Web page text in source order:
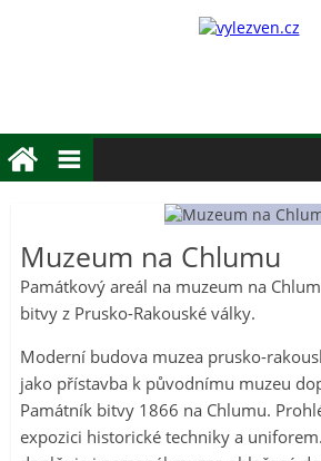
Muzeum na Chlumu
Památkový areál na muzeum na
bitvy z Prusko-Rakouské války.
Moderní budova muzea prusko-
jako přístavba k původnímu muzeu
Památník bitvy 1866 na Chlumu.
expozici historické techniky a